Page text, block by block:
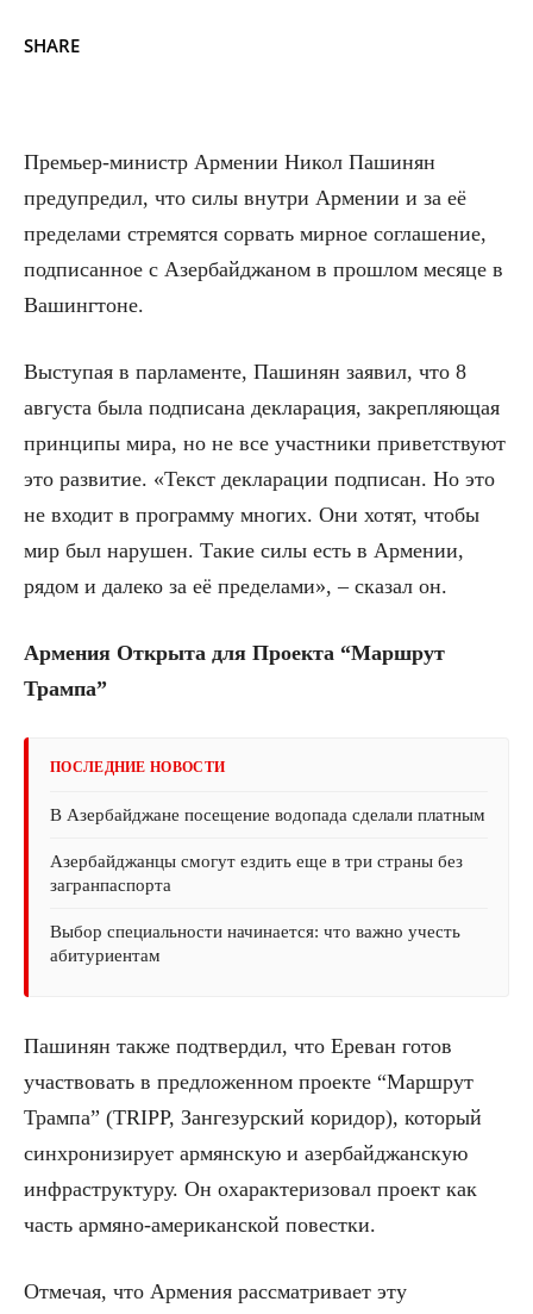
SHARE
Премьер-министр Армении Никол Пашинян
предупредил, что силы внутри Армении и за её
пределами стремятся сорвать мирное соглашение,
подписанное с Азербайджаном в прошлом месяце в
Вашингтоне.
Выступая в парламенте, Пашинян заявил, что 8
августа была подписана декларация, закрепляющая
принципы мира, но не все участники приветствуют
это развитие. «Текст декларации подписан. Но это
не входит в программу многих. Они хотят, чтобы
мир был нарушен. Такие силы есть в Армении,
рядом и далеко за её пределами», – сказал он.
Армения Открыта для Проекта “Маршрут
Трампа”
ПОСЛЕДНИЕ НОВОСТИ
В Азербайджане посещение водопада сделали платным
Азербайджанцы смогут ездить еще в три страны без
загранпаспорта
Выбор специальности начинается: что важно учесть
абитуриентам
Пашинян также подтвердил, что Ереван готов
участвовать в предложенном проекте “Маршрут
Трампа” (TRIPP, Зангезурский коридор), который
синхронизирует армянскую и азербайджанскую
инфраструктуру. Он охарактеризовал проект как
часть армяно-американской повестки.
Отмечая, что Армения рассматривает эту